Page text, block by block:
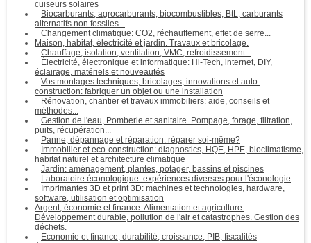
cuiseurs solaires
Biocarburants, agrocarburants, biocombustibles, BtL, carburants
alternatifs non fossiles...
Changement climatique: CO2, réchauffement, effet de serre...
Maison, habitat, électricité et jardin. Travaux et bricolage.
Chauffage, isolation, ventilation, VMC, refroidissement...
Électricité, électronique et informatique: Hi-Tech, internet, DIY,
éclairage, matériels et nouveautés
Vos montages techniques, bricolages, innovations et auto-
construction: fabriquer un objet ou une installation
Rénovation, chantier et travaux immobiliers: aide, conseils et
méthodes...
Gestion de l'eau, Pomberie et sanitaire. Pompage, forage, filtration,
puits, récupération...
Panne, dépannage et réparation: réparer soi-même?
Immobilier et eco-construction: diagnostics, HQE, HPE, bioclimatisme,
habitat naturel et architecture climatique
Jardin: aménagement, plantes, potager, bassins et piscines
Laboratoire éconologique: expériences diverses pour l'éconologie
Imprimantes 3D et print 3D: machines et technologies, hardware,
software, utilisation et optimisation
Argent, économie et finance. Alimentation et agriculture.
Développement durable, pollution de l'air et catastrophes. Gestion des
déchets.
Economie et finance, durabilité, croissance, PIB, fiscalités